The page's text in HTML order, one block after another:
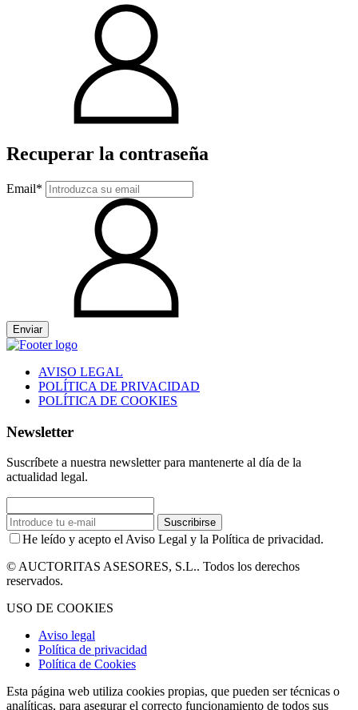
Recuperar la contraseña
Email*
Enviar
AVISO LEGAL
POLÍTICA DE PRIVACIDAD
POLÍTICA DE COOKIES
Newsletter
Suscríbete a nuestra newsletter para mantenerte al día de la
actualidad legal.
Suscribirse
He leído y acepto el Aviso Legal y la Política de privacidad.
© AUCTORITAS ASESORES, S.L.. Todos los derechos
reservados.
USO DE COOKIES
Aviso legal
Política de privacidad
Política de Cookies
Esta página web utiliza cookies propias, que pueden ser técnicas o
analíticas, para asegurar el correcto funcionamiento de todos sus